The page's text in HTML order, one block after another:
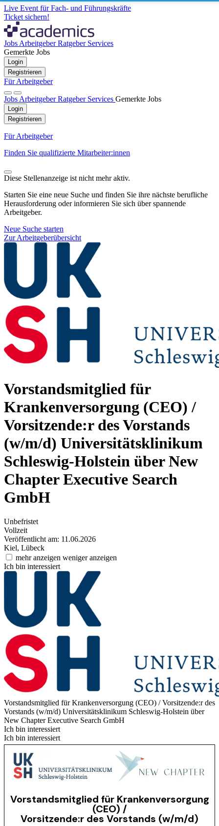
Live Event für Fach- und Führungskräfte
Ticket sichern!
Jobs ArbeitgeberRatgeber Services
Gemerkte Jobs
Login
Registrieren
Für Arbeitgeber
Jobs ArbeitgeberRatgeber Services Gemerkte Jobs
Login
Registrieren
Für Arbeitgeber
Finden Sie qualifizierte Mitarbeiter:innen
Diese Stellenanzeige ist nicht mehr aktiv.
Starten Sie eine neue Suche und finden Sie ihre nächste berufliche
Herausforderung oder informieren Sie sich über spannende
Arbeitgeber.
Neue Suche starten
Zur Arbeitgeberübersicht
Vorstandsmitglied für
Krankenversorgung (CEO) /
Vorsitzende:r des Vorstands
(w/m/d) Universitätsklinikum
Schleswig-Holstein über New
Chapter Executive Search
GmbH
Unbefristet
Vollzeit
Veröffentlicht am: 11.06.2026
Kiel, Lübeck
mehr anzeigen weniger anzeigen
Ich bin interessiert
Vorstandsmitglied für Krankenversorgung (CEO) / Vorsitzende:r des
Vorstands (w/m/d) Universitätsklinikum Schleswig-Holstein über
New Chapter Executive Search GmbH
Ich bin interessiert
Ich bin interessiert
Vorstandsmitglied für Krankenversorgung
(CEO) /
Vorsitzende:r des Vorstands (w/m/d)